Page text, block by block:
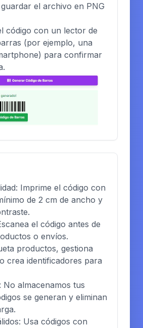
el archivo en PNG
código con un lector de
(por ejemplo, una
para confirmar
Imprime el código con
de 2 cm de ancho y
el código antes de
o envíos.
productos, gestiona
crea identificadores para
No almacenamos tus
se generan y eliminan
Usa códigos con